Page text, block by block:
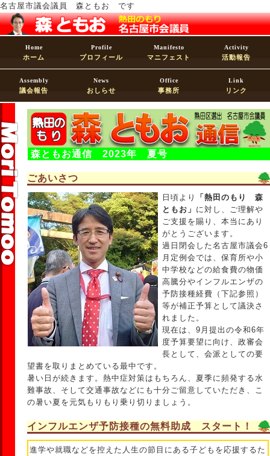
名古屋市議会議員 森ともお です
Home
ホーム
Profile
プロフィール
Manifesto
マニフェスト
Activity
活動報告
Assembly
議会報告
News
おしらせ
Office
事務所
Link
リンク
森ともお通信 2023年 夏号
ごあいさつ
日頃より
「熱田のもり 森
ともお」 に対し、ご理解や
ご支援を賜り、本当にあり
がとうございます。
過日閉会した名古屋市議会6
月定例会では、保育所や小
中学校などの給食費の物価
高騰分やインフルエンザの
予防接種経費（下記参照）
等が補正予算として議決さ
れました。
現在は、9月提出の令和6年
度予算要望に向け、政審会
長として、会派としての要
望書を取りまとめている最中です。
暑い日が続きます。熱中症対策はもちろん、夏季に頻発する水
難事故、そして交通事故などにも十分ご留意していただき、こ
の暑い夏を元気もりもり乗り切りましょう。
インフルエンザ予防接種の無料助成 スタート！
進学や就職などを控えた人生の節目にある子どもを応援するた